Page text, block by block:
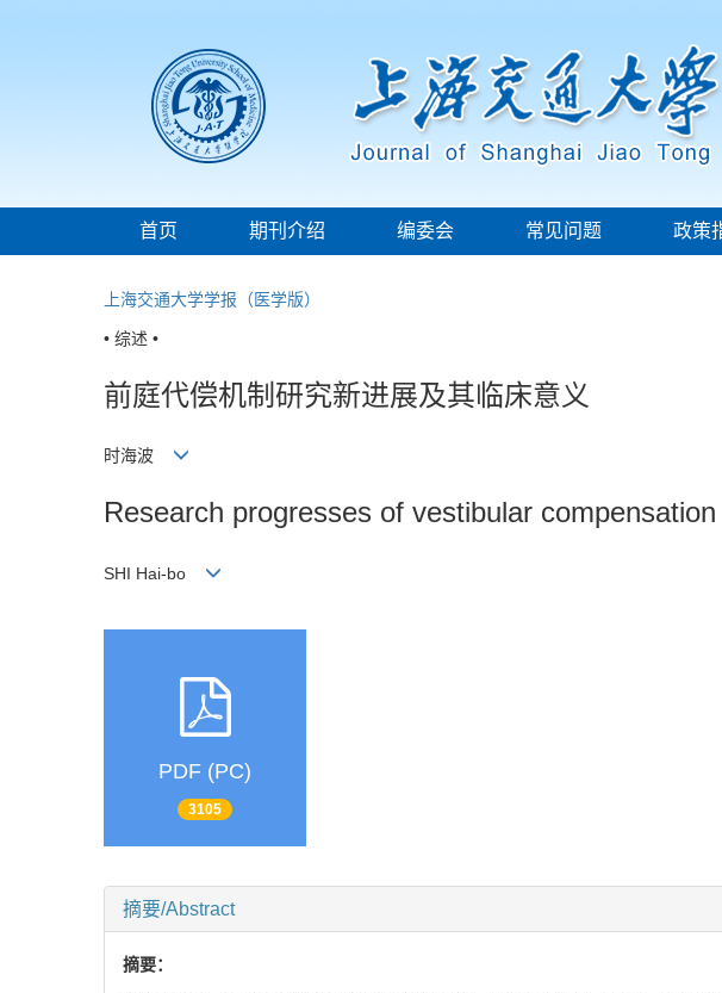
首页 期刊介绍 编委会 常见问题 政策
上海交通大学学报（医学版）
• 综述 •
前庭代偿机制研究新进展及其临床意义
时海波
Research progresses of vestibular
SHI Hai-bo
PDF (PC)
3105
摘要/Abstract
摘要：